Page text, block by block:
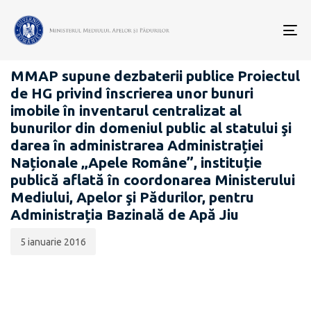
PROIECTE ACTE NORMATIVE
MMAP supune dezbaterii publice Proiectul
de HG privind înscrierea unor bunuri
imobile în inventarul centralizat al
bunurilor din domeniul public al statului şi
darea în administrarea Administrației
Naționale „Apele Române”, instituție
publică aflată în coordonarea Ministerului
Mediului, Apelor şi Pădurilor, pentru
Administrația Bazinală de Apă Jiu
publicării:
5 ianuarie 2016